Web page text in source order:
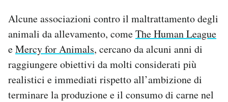
Alcune associazioni contro il maltrattamento degli
animali da allevamento, comeThe Human League
eMercy for Animals, cercano da alcuni anni di
raggiungere obiettivi da molti considerati più
realistici e immediati rispetto all’ambizione di
terminare la produzione e il consumo di carne nel